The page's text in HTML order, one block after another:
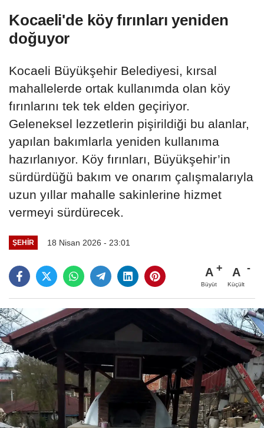
Kocaeli'de köy fırınları yeniden
doğuyor
Kocaeli Büyükşehir Belediyesi, kırsal
mahallelerde ortak kullanımda olan köy
fırınlarını tek tek elden geçiriyor.
Geleneksel lezzetlerin pişirildiği bu alanlar,
yapılan bakımlarla yeniden kullanıma
hazırlanıyor. Köy fırınları, Büyükşehir’in
sürdürdüğü bakım ve onarım çalışmalarıyla
uzun yıllar mahalle sakinlerine hizmet
vermeyi sürdürecek.
ŞEHIR 18 Nisan 2026 - 23:01
A
Büyüt
A
Küçült